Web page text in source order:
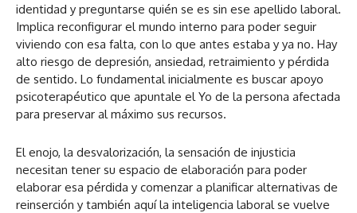
identidad y preguntarse quién se es sin ese apellido laboral.
Implica reconfigurar el mundo interno para poder seguir
viviendo con esa falta, con lo que antes estaba y ya no. Hay
alto riesgo de depresión, ansiedad, retraimiento y pérdida
de sentido. Lo fundamental inicialmente es buscar apoyo
psicoterapéutico que apuntale el Yo de la persona afectada
para preservar al máximo sus recursos.
El enojo, la desvalorización, la sensación de injusticia
necesitan tener su espacio de elaboración para poder
elaborar esa pérdida y comenzar a planificar alternativas de
reinserción y también aquí la inteligencia laboral se vuelve